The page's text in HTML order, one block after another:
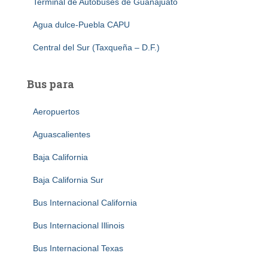
Agua dulce-Puebla CAPU
Central del Sur (Taxqueña – D.F.)
Bus para
Aeropuertos
Aguascalientes
Baja California
Baja California Sur
Bus Internacional California
Bus Internacional Illinois
Bus Internacional Texas